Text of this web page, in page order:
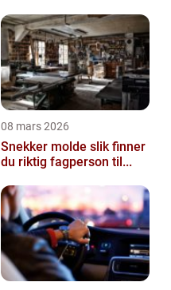
08 mars 2026
Snekker molde slik finner
du riktig fagperson til...